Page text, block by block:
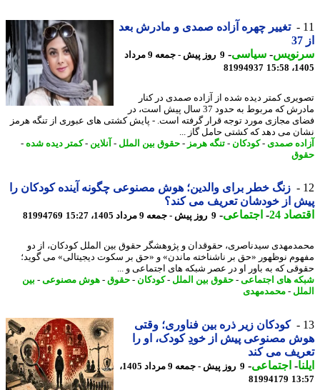
تغییر چهره آزاده صمدی و مادرش بعد
-سیاسی-
9 روز پیش - جمعه 9 مرداد
81994937
کمتر دیده شده از آزاده صمدی در کنار
مادرش که مربوط به حدود 37 سال پیش است، در
مجازی مورد توجه قرار گرفته است. - پایش کشتی های عبوری از تنگه هرمز
می دهد که کشتی حامل گاز ...
صمدی-کودکان-تنگه هرمز- حقوق بین الملل-آنلاین-کمتر دیده شده-
زنگ خطر برای والدین؛ هوش مصنوعی چگونه آینده کودکان را
از خودشان تعریف می کند؟
24
-اجتماعی-9 روز پیش - جمعه 9 مرداد 1405، 15:27 81994769
سیدناصری، حقوقدان و پژوهشگر حقوق بین الملل کودکان، از دو
نوظهور «حق بر ناشناخته ماندن» و «حق بر سکوت دیجیتالی» می گوید؛
که به باور او در عصر شبکه های اجتماعی و ...
های اجتماعی-حقوق بین الملل-کودکان-حقوق-هوش مصنوعی-بین
-محمدمهدی
کودکان زیر ذره بین فناوری؛ وقتی
مصنوعی پیش از خودِ کودک، او را
می کند
-اجتماعی-
9 روز پیش - جمعه 9 مرداد 1405،
81994179